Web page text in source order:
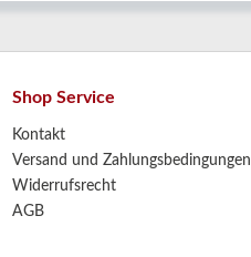
Shop Service
Kontakt
Versand und Zahlungsbedingungen
Widerrufsrecht
AGB